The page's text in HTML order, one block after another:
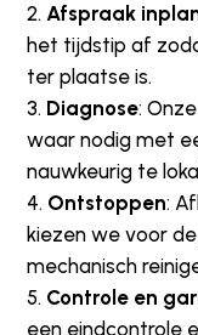
Afspraak
het tijdstip af
ter plaatse is.
Diagnose:
waar nodig met
nauwkeurig te
Ontstoppen:
kiezen we voor
mechanisch
Controle en
een eindcontrole